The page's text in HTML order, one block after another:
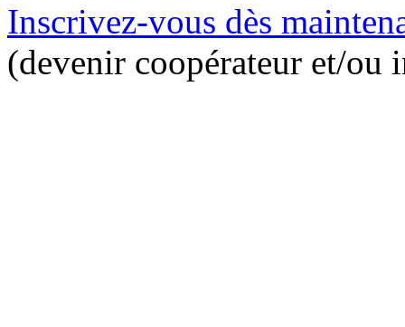
Inscrivez-vous dès
(devenir coopérateur et/